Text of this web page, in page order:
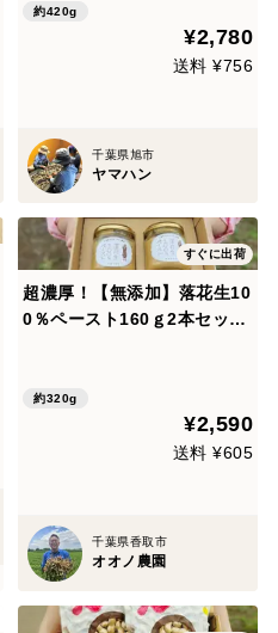
ト】
約420g
¥2,780
送料 ¥756
千葉県旭市
ヤマハン
すぐに出荷
超濃厚！【無添加】落花生10
0％ペースト160ｇ2本セット
口いっぱいに広がる！】と大
好評。ギフトにもおススメ
約320g
¥2,590
送料 ¥605
千葉県香取市
オオノ農園